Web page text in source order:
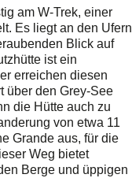
am W-Trek, einer
Es liegt an den Ufern
Blick auf
ist ein
erreichen diesen
über den Grey-See
die Hütte auch zu
von etwa 11
Grande aus, für die
Weg bietet
Berge und üppigen